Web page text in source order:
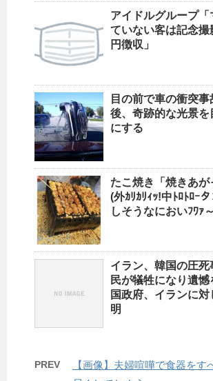
アイドルグループ「
ていない客は記念撮
円徴収」
目の前で車の衝突
後、奇跡的な光景を
にする
たこ焼き「焼きあが
(外ｶﾘｶﾘｨｯ!中ﾄﾛﾄﾛｰ
しそうなにおいﾌﾜｧ
イラン、韓国の圧死
民が犠牲になり遺
国政府、イランに
明
PREV
【画像】夫婦喧嘩で食器をす